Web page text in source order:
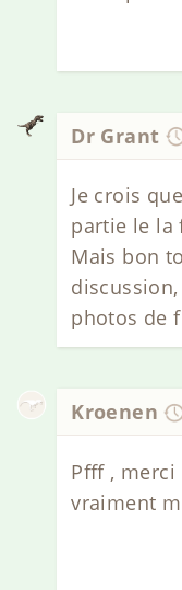
Dr Grant
Je crois
partie le la
Mais bon
photos de
Kroenen
Pfff , merci
vraiment